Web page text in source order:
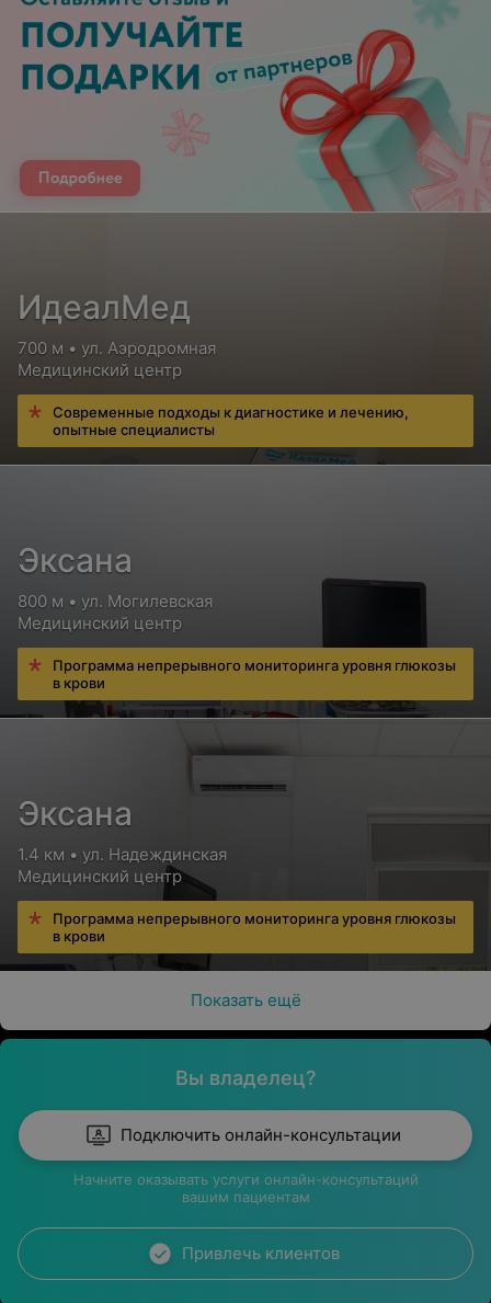
ИдеалМед
700 м • ул. Аэродромная
Медицинский центр
Современные подходы к диагностике и лечению,
опытные специалисты
Эксана
800 м • ул. Могилевская
Медицинский центр
Программа непрерывного мониторинга уровня глюкозы
в крови
Эксана
1.4 км • ул. Надеждинская
Медицинский центр
Программа непрерывного мониторинга уровня глюкозы
в крови
Показать ещё
Вы владелец?
Подключить онлайн-консультации
Начните оказывать услуги онлайн-консультаций
вашим пациентам
Привлечь клиентов